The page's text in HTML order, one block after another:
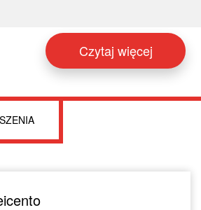
Czytaj więcej